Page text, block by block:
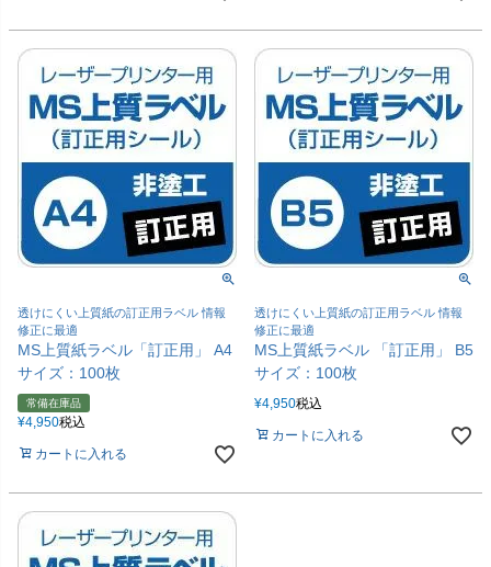
透けにくい上質紙の訂正用ラベル 情報
修正に最適
MS上質紙ラベル「訂正用」 A4
サイズ：100枚
常備在庫品
¥4,950税込
カートに入れる
透けにくい上質紙の訂正用ラベル 情報
修正に最適
MS上質紙ラベル 「訂正用」 B5
サイズ：100枚
¥4,950税込
カートに入れる